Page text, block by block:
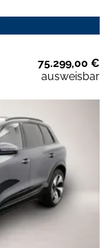
75.299,00 €
ausweisbar